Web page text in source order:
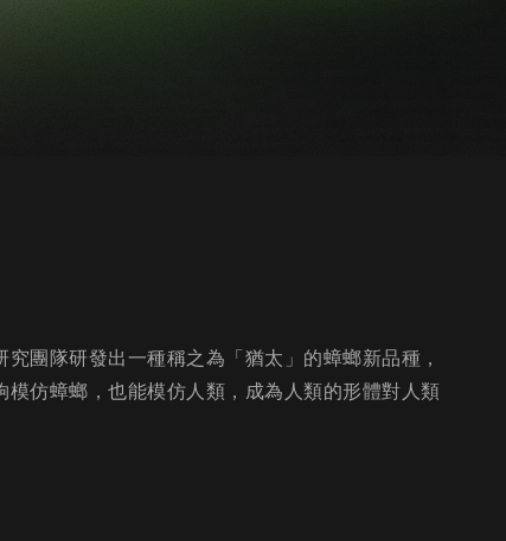
團隊研發出一種稱之為「猶太」的蟑螂新品種，
仿蟑螂，也能模仿人類，成為人類的形體對人類